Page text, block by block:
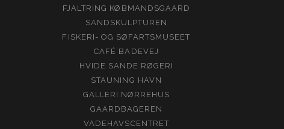
FJALTRING KØBMANDSGAARD
SANDSKULPTUREN
FISKERI- OG SØFARTSMUSEET
CAFÉ BADEVEJ
HVIDE SANDE RØGERI
STAUNING HAVN
GALLERI NØRREHUS
GAARDBAGEREN
VADEHAVSCENTRET